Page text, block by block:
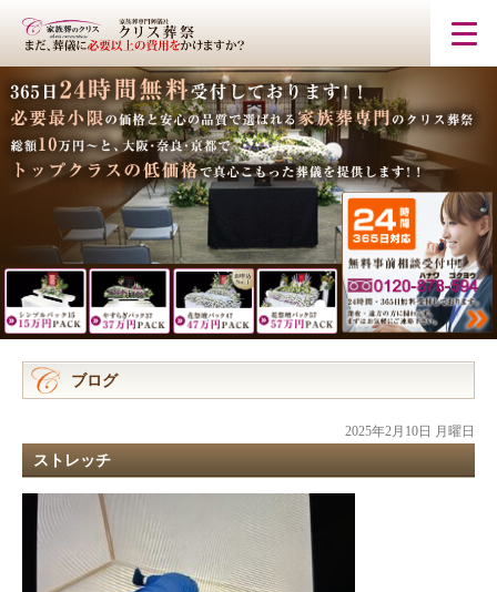
ブログ
2025年2月10日 月曜日
ストレッチ